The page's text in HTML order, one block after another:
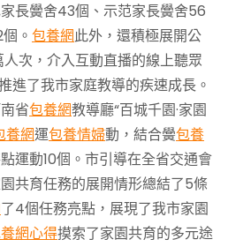
長黌舍43個、示范家長黌舍56
。 包養網此外，還積極展開公
次，介入互動直播的線上聽眾
進了我市家庭教導的疾速成長。
省包養網教導廳“百城千園·家園
養網運包養情婦動，結合黌包養
運動10個。市引導在全省交通會
共育任務的展開情形總結了5條
了4個任務亮點，展現了我市家園
網心得摸索了家園共育的多元途